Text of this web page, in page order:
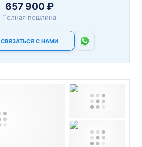
657 900 ₽
Полная пошлина
СВЯЗАТЬСЯ С НАМИ